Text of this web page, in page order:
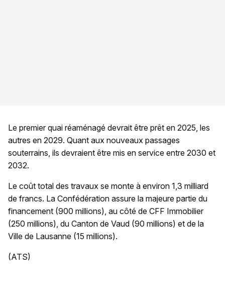
Le premier quai réaménagé devrait être prêt en 2025, les
autres en 2029. Quant aux nouveaux passages
souterrains, ils devraient être mis en service entre 2030 et
2032.
Le coût total des travaux se monte à environ 1,3 milliard
de francs. La Confédération assure la majeure partie du
financement (900 millions), au côté de CFF Immobilier
(250 millions), du Canton de Vaud (90 millions) et de la
Ville de Lausanne (15 millions).
(ATS)